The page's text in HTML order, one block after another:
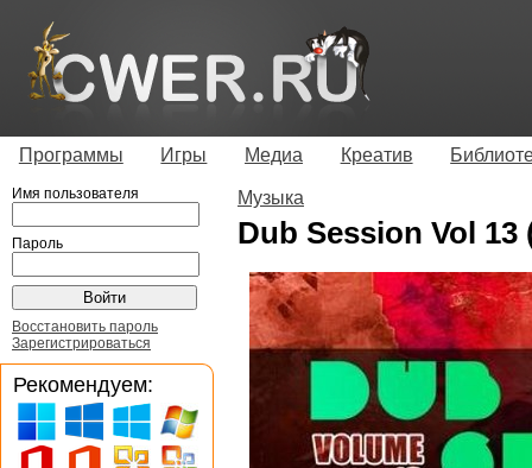
Программы Игры Медиа Креатив
Музыка
Dub Session Vol 13
Имя пользователя
Пароль
Восстановить пароль
Зарегистрироваться
Рекомендуем: